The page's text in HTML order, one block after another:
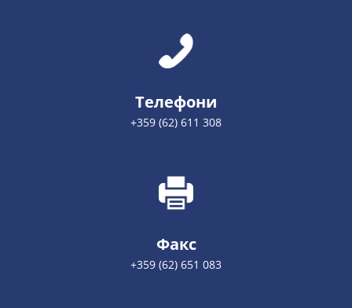
Телефони
+359 (62) 611 308
Факс
+359 (62) 651 083